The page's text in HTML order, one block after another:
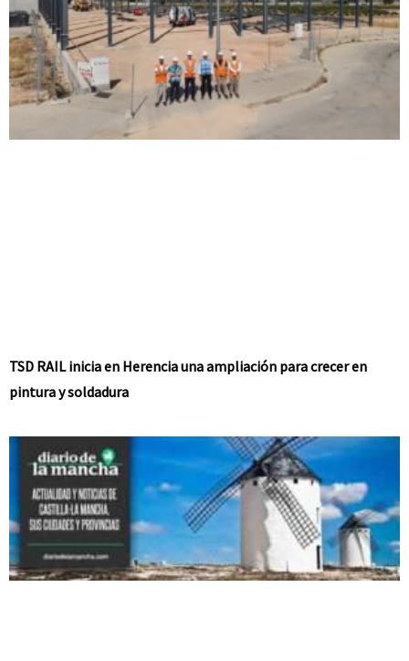
TSD RAIL inicia en Herencia una ampliación para crecer en
pintura y soldadura